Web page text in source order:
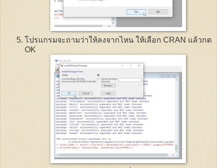
โปรแกรมจะถามว่าให้ลงจากไหน ให้เลือก CRAN แล้วกด
OK